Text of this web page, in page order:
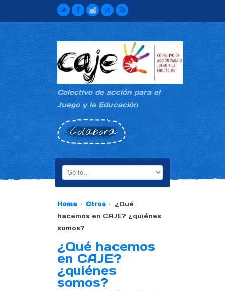
Colectivo de acción para el
Juego y la Educación
Colabora
Home Otros
¿Qué
hacemos en CAJE? ¿quiénes
somos?
¿Qué hacemos
en CAJE?
¿quiénes
somos?